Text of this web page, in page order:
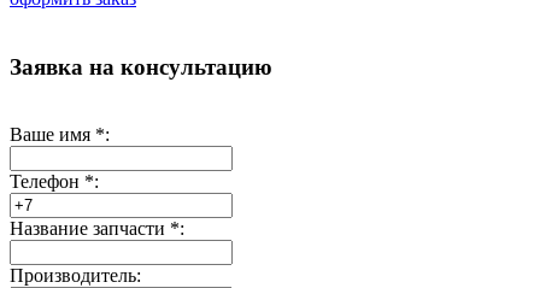
Заявка на консультацию
Ваше имя *:
Телефон *:
Название запчасти *:
Производитель: